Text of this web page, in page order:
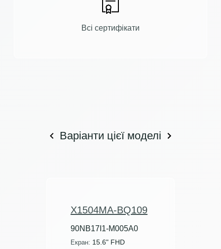
Всі сертифікати
Варіанти цієї моделі
X1504MA-BQ109
90NB17I1-M005A0
Екран: 15.6" FHD